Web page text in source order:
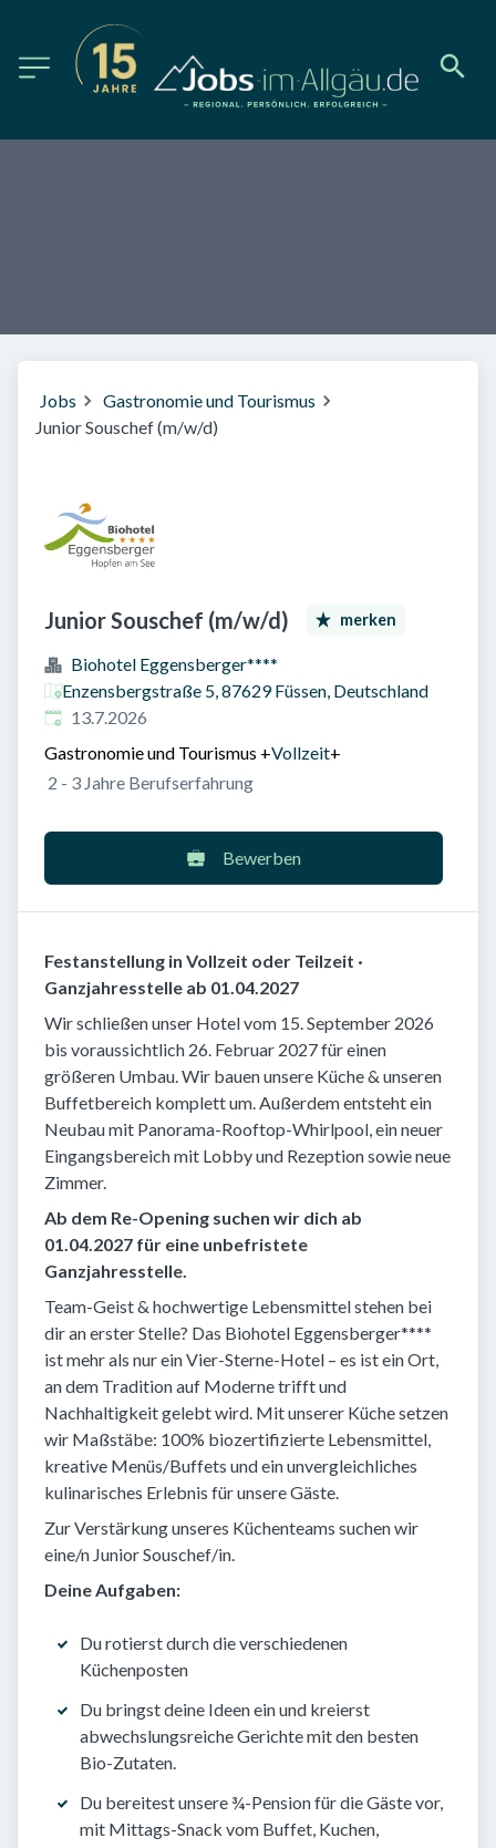
Jobs
Gastronomie und Tourismus
Junior Souschef (m/w/d)
Junior Souschef (m/w/d) merken
Biohotel Eggensberger****
Enzensbergstraße 5, 87629 Füssen, Deutschland
Veröffentlicht am
13.7.2026
Gastronomie und Tourismus +Vollzeit+
2 - 3 Jahre Berufserfahrung
Bewerben
Festanstellung in Vollzeit oder Teilzeit ·
Ganzjahresstelle ab 01.04.2027
Wir schließen unser Hotel vom 15. September 2026
bis voraussichtlich 26. Februar 2027 für einen
größeren Umbau. Wir bauen unsere Küche & unseren
Buffetbereich komplett um. Außerdem entsteht ein
Neubau mit Panorama-Rooftop-Whirlpool, ein neuer
Eingangsbereich mit Lobby und Rezeption sowie neue
Zimmer.
Ab dem Re-Opening suchen wir dich ab
01.04.2027 für eine unbefristete
Ganzjahresstelle.
Team-Geist & hochwertige Lebensmittel stehen bei
dir an erster Stelle? Das Biohotel Eggensberger****
ist mehr als nur ein Vier-Sterne-Hotel – es ist ein Ort,
an dem Tradition auf Moderne trifft und
Nachhaltigkeit gelebt wird. Mit unserer Küche setzen
wir Maßstäbe: 100% biozertifizierte Lebensmittel,
kreative Menüs/Buffets und ein unvergleichliches
kulinarisches Erlebnis für unsere Gäste.
Zur Verstärkung unseres Küchenteams suchen wir
eine/n Junior Souschef/in.
Deine Aufgaben:
Du rotierst durch die verschiedenen
Küchenposten
Du bringst deine Ideen ein und kreierst
abwechslungsreiche Gerichte mit den besten
Bio-Zutaten.
Du bereitest unsere ¾-Pension für die Gäste vor,
mit Mittags-Snack vom Buffet, Kuchen,